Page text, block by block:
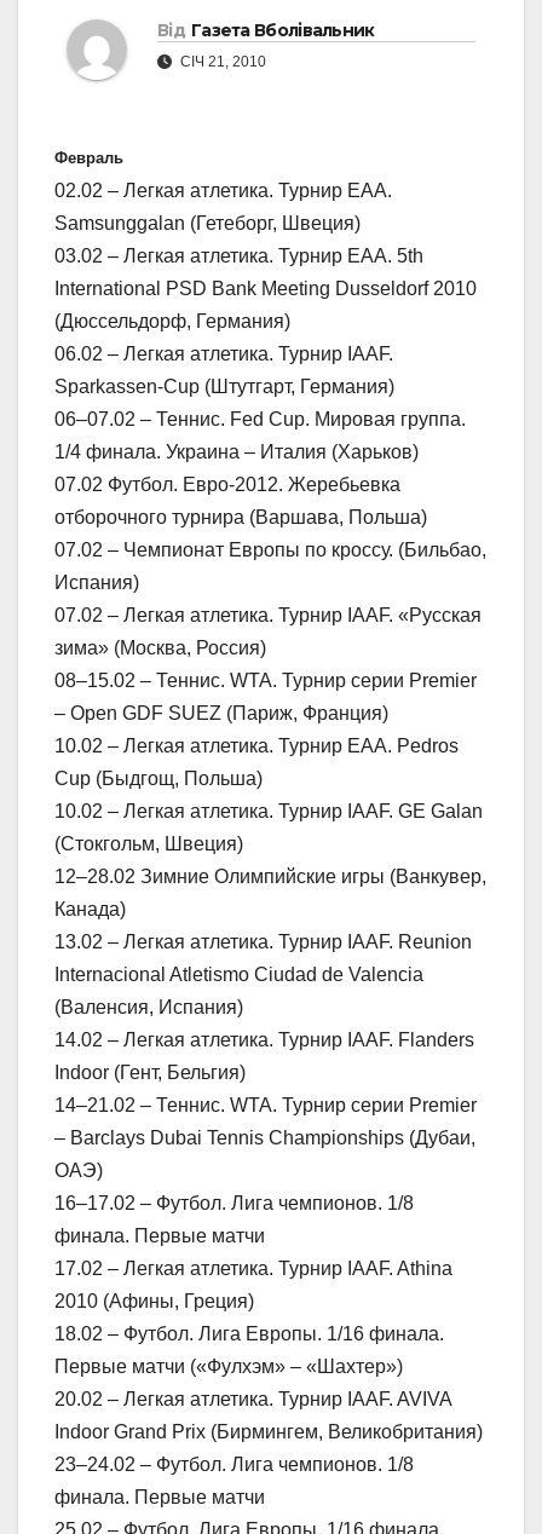
Від Газета Вболівальник
СІЧ 21, 2010
Февраль
02.02 – Легкая атлетика. Турнир ЕАА.
Samsunggalan (Гетеборг, Швеция)
03.02 – Легкая атлетика. Турнир ЕАА. 5th
International PSD Bank Meeting Dusseldorf 2010
(Дюссельдорф, Германия)
06.02 – Легкая атлетика. Турнир IAAF.
Sparkassen-Cup (Штутгарт, Германия)
06–07.02 – Теннис. Fed Cup. Мировая группа.
1/4 финала. Украина – Италия (Харьков)
07.02 Футбол. Евро-2012. Жеребьевка
отборочного турнира (Варшава, Польша)
07.02 – Чемпионат Европы по кроссу. (Бильбао,
Испания)
07.02 – Легкая атлетика. Турнир IAAF. «Русская
зима» (Москва, Россия)
08–15.02 – Теннис. WTA. Турнир серии Premier
– Open GDF SUEZ (Париж, Франция)
10.02 – Легкая атлетика. Турнир ЕАА. Pedros
Cup (Быдгощ, Польша)
10.02 – Легкая атлетика. Турнир IAAF. GE Galan
(Стокгольм, Швеция)
12–28.02 Зимние Олимпийские игры (Ванкувер,
Канада)
13.02 – Легкая атлетика. Турнир IAAF. Reunion
Internacional Atletismo Ciudad de Valencia
(Валенсия, Испания)
14.02 – Легкая атлетика. Турнир IAAF. Flanders
Indoor (Гент, Бельгия)
14–21.02 – Теннис. WTA. Турнир серии Premier
– Barclays Dubai Tennis Championships (Дубаи,
ОАЭ)
16–17.02 – Футбол. Лига чемпионов. 1/8
финала. Первые матчи
17.02 – Легкая атлетика. Турнир IAAF. Athina
2010 (Афины, Греция)
18.02 – Футбол. Лига Европы. 1/16 финала.
Первые матчи («Фулхэм» – «Шахтер»)
20.02 – Легкая атлетика. Турнир IAAF. AVIVA
Indoor Grand Prix (Бирмингем, Великобритания)
23–24.02 – Футбол. Лига чемпионов. 1/8
финала. Первые матчи